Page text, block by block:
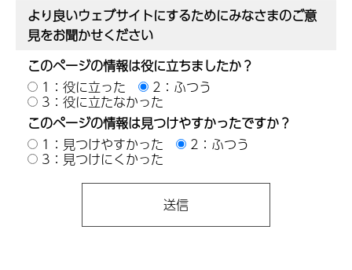
より良いウェブサイトにするためにみなさまのご意
見をお聞かせください
このページの情報は役に立ちましたか？
1：役に立った
2：ふつう
3：役に立たなかった
このページの情報は見つけやすかったですか？
1：見つけやすかった
2：ふつう
3：見つけにくかった